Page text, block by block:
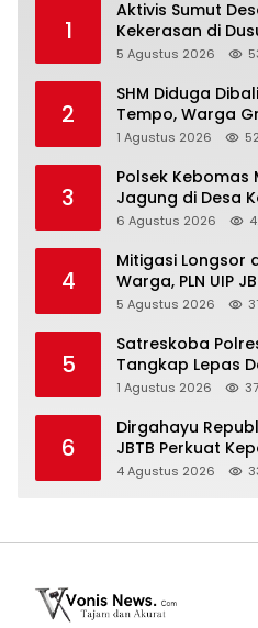
1
Aktivis Sumut
Kekerasan di
Gunung
5 Agustus 2026
2
SHM Diduga
Tempo, Warga
Rokok dan
1 Agustus 2026 52
3
Polsek
Jagung di Desa
Dukungan
6 Agustus 2026
4
Mitigasi Longsor
Warga, PLN UIP
Konservasi 4.000
5 Agustus 2026
5
Satreskoba
Tangkap Lepas
Penyalahgunaan
1 Agustus 2026 37
6
Dirgahayu
JBTB Perkuat
melalui Srikandi
4 Agustus 2026